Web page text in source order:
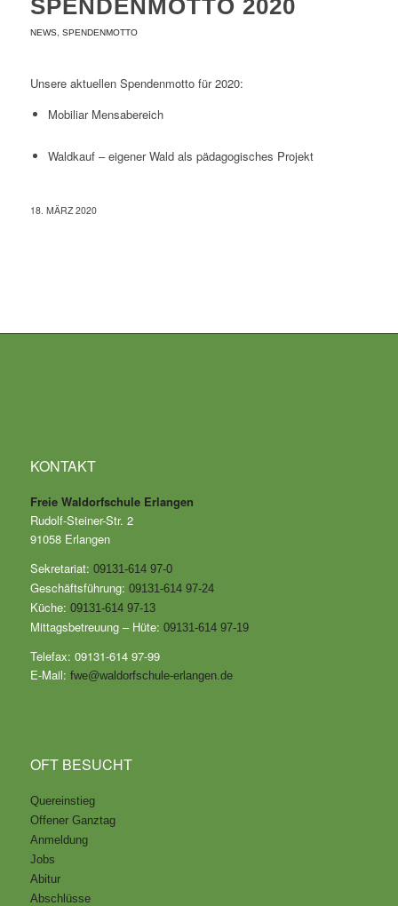
SPENDENMOTTO 2020
NEWS, SPENDENMOTTO
Unsere aktuellen Spendenmotto für 2020:
Mobiliar Mensabereich
Waldkauf – eigener Wald als pädagogisches Projekt
18. MÄRZ 2020
KONTAKT
Freie Waldorfschule Erlangen
Rudolf-Steiner-Str. 2
91058 Erlangen
Sekretariat: 09131-614 97-0
Geschäftsführung: 09131-614 97-24
Küche: 09131-614 97-13
Mittagsbetreuung – Hüte: 09131-614 97-19
Telefax: 09131-614 97-99
E-Mail: fwe@waldorfschule-erlangen.de
OFT BESUCHT
Quereinstieg
Offener Ganztag
Anmeldung
Jobs
Abitur
Abschlüsse